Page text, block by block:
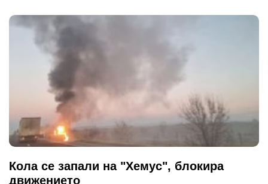
Кола се запали на "Хемус", блокира
движението